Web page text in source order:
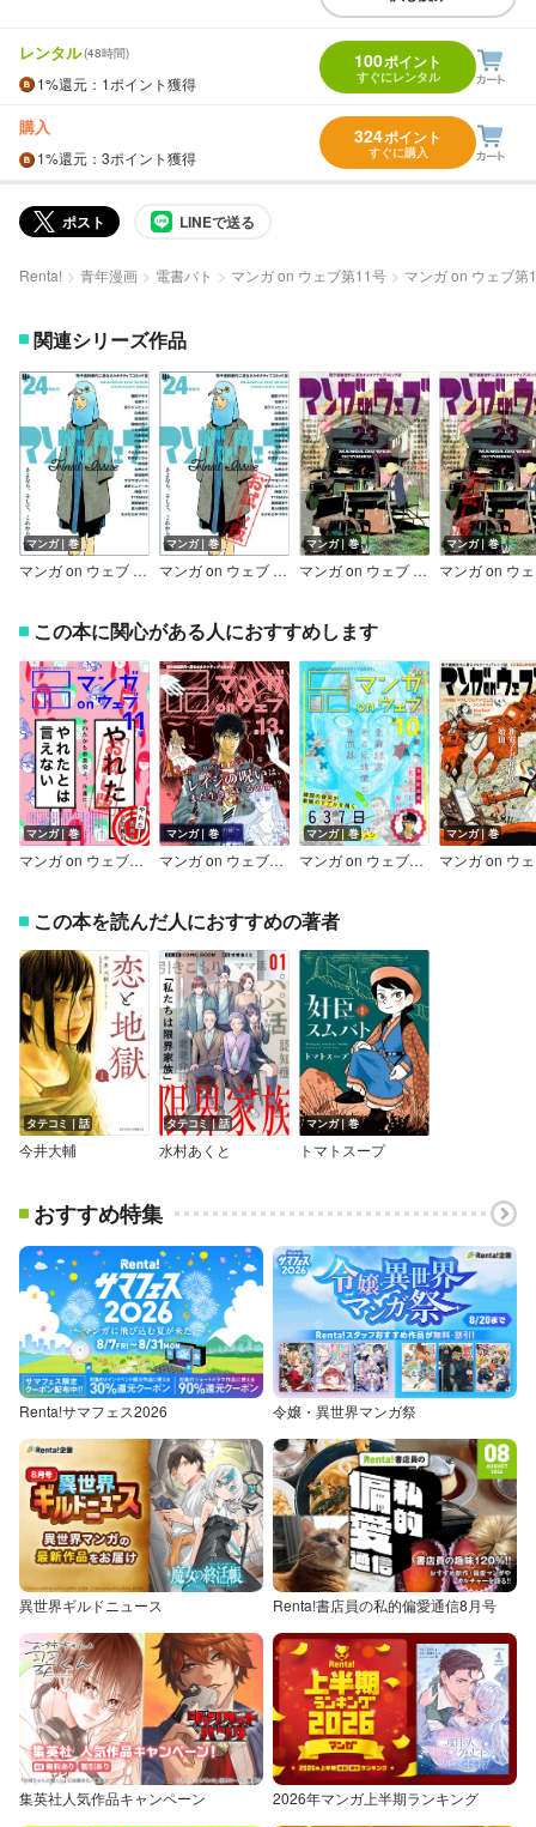
レンタル(48時間)
1%還元 ：1ポイント獲得
100ポイント
すぐにレンタル
購入
1%還元 ：3ポイント獲得
324ポイント
すぐに購入
ポスト LINEで送る
Renta! 青年漫画 電書バト マンガ on ウェブ第11号 マンガ on ウェブ第
関連シリーズ作品
マンガ｜巻
マンガ on ウェブ 第24号
マンガ｜巻
マンガ on ウェブ 第24号 無料お試し版
マンガ｜巻
マンガ on ウェブ 第23号
マンガ｜巻
この本に関心がある人におすすめします
マンガ｜巻
マンガ on ウェブ第11号 無料お試し版〔雑誌〕
マンガ｜巻
マンガ on ウェブ第13号
マンガ｜巻
マンガ on ウェブ第10号
マンガ｜巻
この本を読んだ人におすすめの著者
タテコミ｜話
今井大輔
タテコミ｜話
水村あくと
マンガ｜巻
トマトスープ
おすすめ特集
Renta!サマフェス2026 令嬢・異世界マンガ祭
異世界ギルドニュース Renta!書店員の私的偏愛通信8月号
集英社人気作品キャンペーン 2026年マンガ上半期ランキング